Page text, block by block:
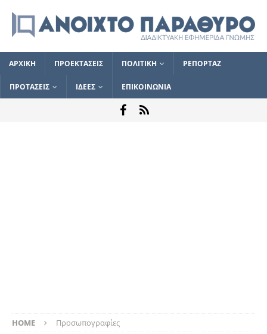
ΑΡΧΙΚΗ ΠΡΟΕΚΤΑΣΕΙΣ ΠΟΛΙΤΙΚΗ ΡΕΠΟΡΤΑΖ
ΠΡΟΤΑΣΕΙΣ ΙΔΕΕΣ ΕΠΙΚΟΙΝΩΝΙΑ
HOME Προσωπογραφίες